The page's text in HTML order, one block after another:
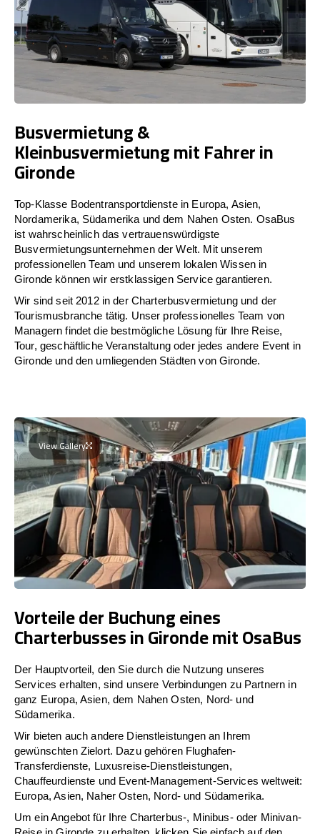
Busvermietung &
Kleinbusvermietung mit Fahrer in
Gironde
Top-Klasse Bodentransportdienste in Europa, Asien,
Nordamerika, Südamerika und dem Nahen Osten. OsaBus
ist wahrscheinlich das vertrauenswürdigste
Busvermietungsunternehmen der Welt. Mit unserem
professionellen Team und unserem lokalen Wissen in
Gironde können wir erstklassigen Service garantieren.
Wir sind seit 2012 in der Charterbusvermietung und der
Tourismusbranche tätig. Unser professionelles Team von
Managern findet die bestmögliche Lösung für Ihre Reise,
Tour, geschäftliche Veranstaltung oder jedes andere Event in
Gironde und den umliegenden Städten von Gironde.
View Gallery
Vorteile der Buchung eines
Charterbusses in Gironde mit OsaBus
Der Hauptvorteil, den Sie durch die Nutzung unseres
Services erhalten, sind unsere Verbindungen zu Partnern in
ganz Europa, Asien, dem Nahen Osten, Nord- und
Südamerika.
Wir bieten auch andere Dienstleistungen an Ihrem
gewünschten Zielort. Dazu gehören Flughafen-
Transferdienste, Luxusreise-Dienstleistungen,
Chauffeurdienste und Event-Management-Services weltweit:
Europa, Asien, Naher Osten, Nord- und Südamerika.
Um ein Angebot für Ihre Charterbus-, Minibus- oder Minivan-